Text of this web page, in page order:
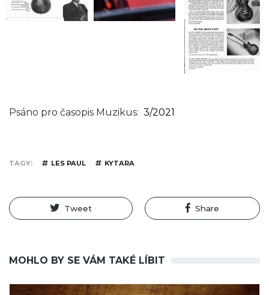
Psáno pro časopis Muzikus 3/2021
TAGY LES PAUL KYTARA
Tweet Share
MOHLO BY SE VÁM TAKÉ LÍBIT